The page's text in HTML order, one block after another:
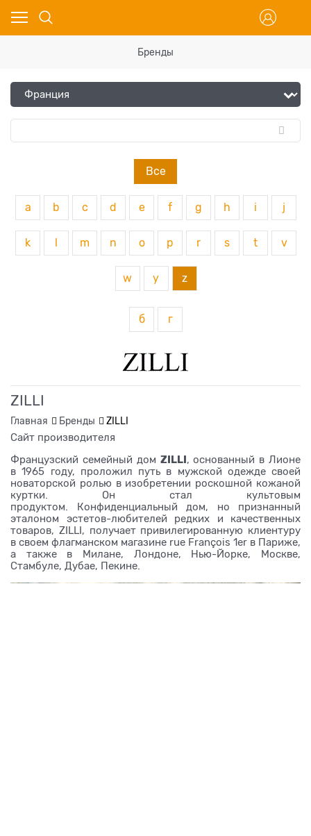
Бренды
Все
a b c d e f g h i j
k m n o p r s t v
w y z
б г
ZILLI
Главная Бренды
ZILLI
Сайт производителя
Французский семейный дом ZILLI , основанный в Лионе
в 1965 году, проложил путь в мужской одежде своей
новаторской ролью в изобретении роскошной кожаной
куртки. Он стал культовым
продуктом. Конфиденциальный дом, но признанный
эталоном эстетов-любителей редких и качественных
товаров, ZILLI, получает привилегированную клиентуру
в своем флагманском магазине rue François 1er в Париже,
а также в Милане, Лондоне, Нью-Йорке, Москве,
Стамбуле, Дубае, Пекине.